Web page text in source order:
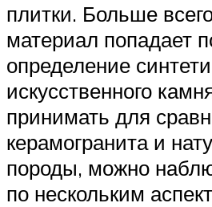
плитки. Больше
материал попадает
определение
искусственного
принимать для
керамогранита и
породы, можно
по нескольким